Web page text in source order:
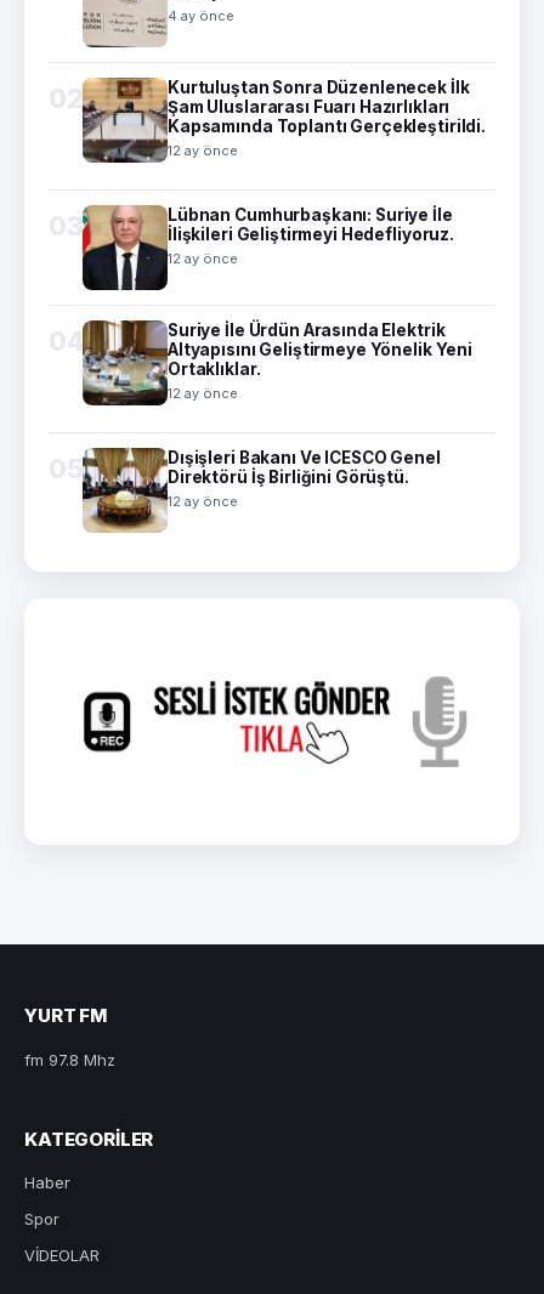
4 ay önce
02
Kurtuluştan Sonra Düzenlenecek İlk
Şam Uluslararası Fuarı Hazırlıkları
Kapsamında Toplantı Gerçekleştirildi.
12 ay önce
03
Lübnan Cumhurbaşkanı: Suriye İle
İlişkileri Geliştirmeyi Hedefliyoruz.
12 ay önce
04
Suriye İle Ürdün Arasında Elektrik
Altyapısını Geliştirmeye Yönelik Yeni
Ortaklıklar.
12 ay önce
05
Dışişleri Bakanı Ve ICESCO Genel
Direktörü İş Birliğini Görüştü.
12 ay önce
YURT FM
fm 97.8 Mhz
KATEGORILER
Haber
Spor
VİDEOLAR